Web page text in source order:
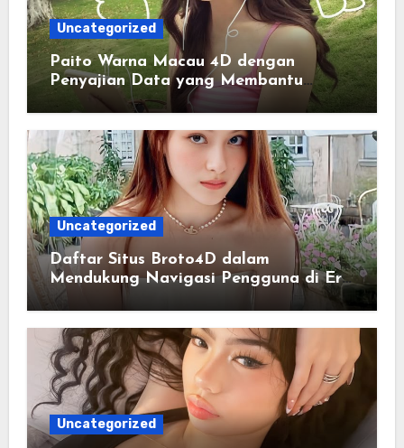
Uncategorized
Paito Warna Macau 4D dengan
Penyajian Data yang Membantu
Memahami Pola Informasi Secara
Efektif
Uncategorized
Daftar Situs Broto4D dalam
Mendukung Navigasi Pengguna di Era
Digital Terintegrasi
Uncategorized